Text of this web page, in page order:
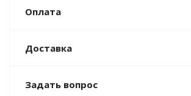
Оплата
Доставка
Задать вопрос